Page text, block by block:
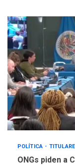
POLÍTICA
ONGs piden a